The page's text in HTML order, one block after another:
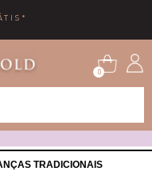
0
TRADICIONAIS